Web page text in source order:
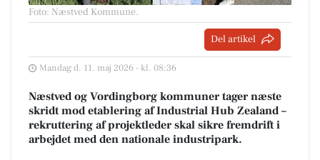
Foto: Næstved Kommune.
Del artikel
Mandag d. 11. maj 2026 - kl. 08:36
Næstved og Vordingborg kommuner tager næste
skridt mod etablering af Industrial Hub Zealand –
rekruttering af projektleder skal sikre fremdrift i
arbejdet med den nationale industripark.